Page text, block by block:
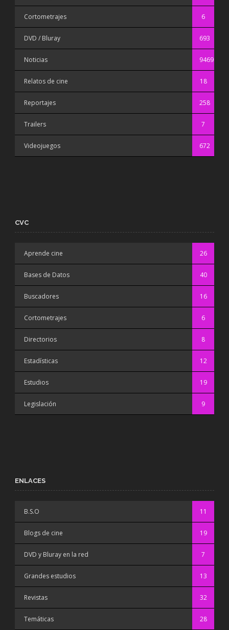
Cortometrajes 6
DVD / Bluray 693
Noticias 9469
Relatos de cine 18
Reportajes 258
Trailers 7
Videojuegos 672
CVC
Aprende cine 26
Bases de Datos 40
Buscadores 16
Cortometrajes 6
Directorios 8
Estadísticas 12
Estudios 19
Legislación 9
ENLACES
B.S.O 11
Blogs de cine 19
DVD y Bluray en la red 7
Grandes estudios 13
Revistas 32
Temáticas 28